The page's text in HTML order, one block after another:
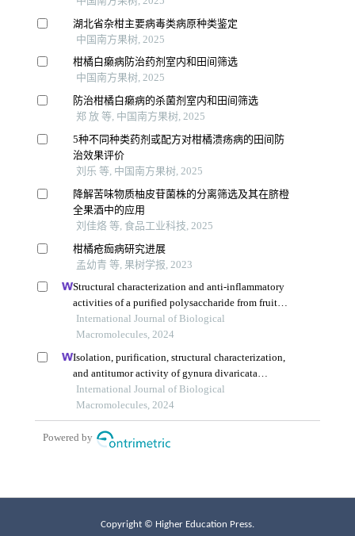
Copyright © Higher Education Press.